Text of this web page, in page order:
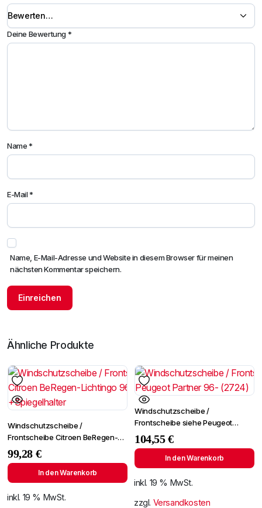
Deine Bewertung*
Name*
E-Mail*
Name, E-Mail-Adresse und Website in diesem Browser für meinen
nächsten Kommentar speichern.
Ähnliche Produkte
Windschutzscheibe /
Frontscheibe Citroen BeRegen-
Lichtingo 96- +Spiegelhalter
99,28 €
In den Warenkorb
inkl. 19 % MwSt.
Windschutzscheibe /
Frontscheibe siehe Peugeot
Partner 96- (2724)
104,55€
In den Warenkorb
inkl. 19 % MwSt.
zzgl. Versandkosten